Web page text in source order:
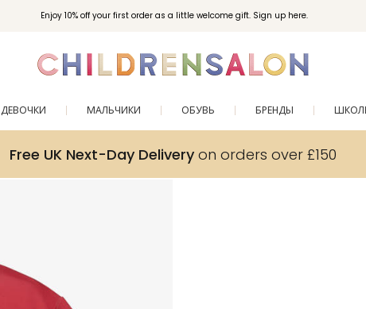
Enjoy 10% off your first order as a little welcome gift. Sign up here.
ДЕВОЧКИ МАЛЬЧИКИ ОБУВЬ БРЕНДЫ
Free UK Next-Day Deliveryon orders over £150